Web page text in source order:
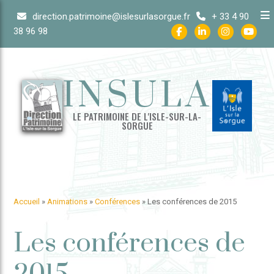
content
direction.patrimoine@islesurlasorgue.fr
+ 33 4 90
38 96 98
INSULA
LE PATRIMOINE DE L'ISLE-SUR-LA-
SORGUE
Accueil »Animations »Conférences »Les conférences de 2015
Les conférences de